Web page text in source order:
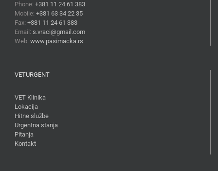
Phone: +381 11 24 61 383
Mobile: +381 63 34 22 35
Fax: +381 11 24 61 383
Email: s.vraci@gmail.com
Web: www.pasimacka.rs
VETURGENT
VET Klinika
Lokacija
Hitne službe
Urgentna stanja
Pitanja
Kontakt